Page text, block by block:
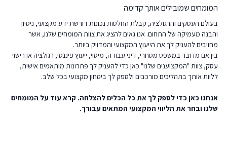
המומחים שמובילים אותך קדימה
בעולם העסקים והרגולציה, קבלת החלטות נכונות דורשת ידע מקצועי, ניסיון
והבנה מעמיקה של התחום. אנו גאים להציג את צוות המומחים שלנו, אשר
מחויבים להעניק לך את הייעוץ המקצועי והמדויק ביותר.
בין אם מדובר במשפט מסחרי, דיני עבודה, מיסוי, ייעוץ פיננסי, רגולציה או רישוי
עסק, צוות "המקצוענים שלנו" כאן כדי להעניק לך פתרונות מותאמים אישית,
ללוות אותך בתהליכים מורכבים ולספק לך ביטחון מקצועי בכל שלב.
אנחנו כאן כדי לספק לך את כל הכלים להצלחה. קרא עוד על המומחים
שלנו ובחר את הליווי המקצועי המתאים עבורך.